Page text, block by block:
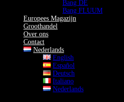
Bang DE
Bang FLUUM
Europees Magazijn
Groothandel
Over ons
Contact
Nederlands
English
Español
Deutsch
Italiano
Nederlands